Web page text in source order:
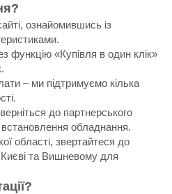
ознайомившись із
функцію «Купівля в один клік»
– ми підтримуємо кілька
до партнерського
обладнання.
області, звертайтеся до
та Вишневому для